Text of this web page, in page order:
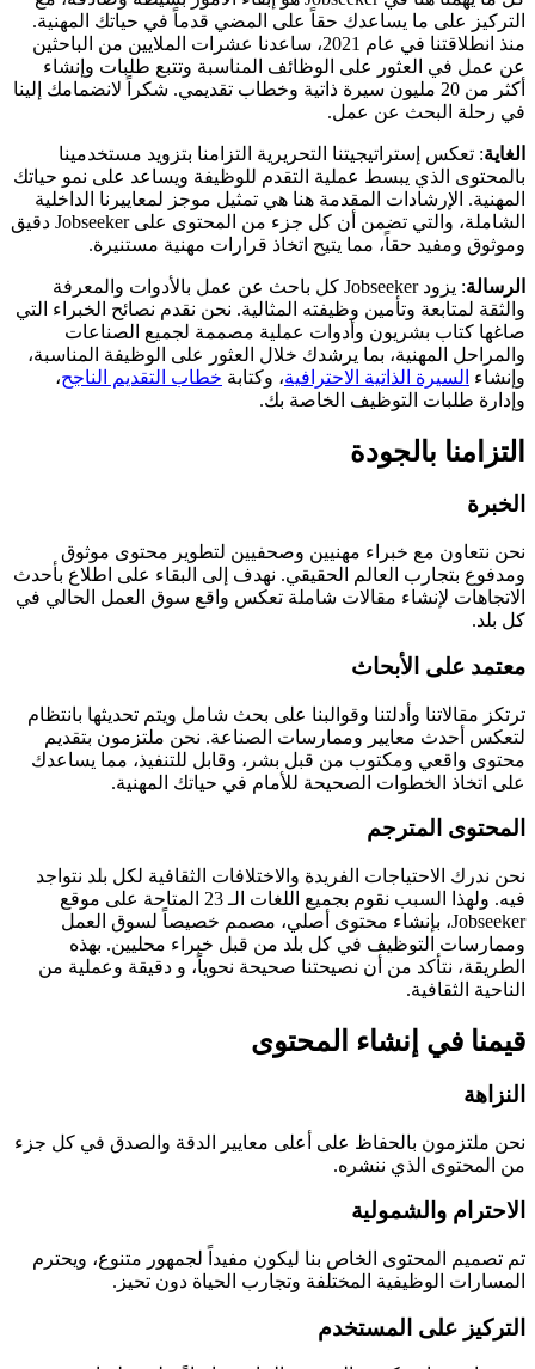
التركيز على ما يساعدك حقاً على المضي قدماً في حياتك المهنية.
منذ انطلاقتنا في عام 2021، ساعدنا عشرات الملايين من الباحثين
عن عمل في العثور على الوظائف المناسبة وتتبع طلبات وإنشاء
أكثر من 20 مليون سيرة ذاتية وخطاب تقديمي. شكراً لانضمامك إلينا
في رحلة البحث عن عمل.
الغاية: تعكس إستراتيجيتنا التحريرية التزامنا بتزويد مستخدمينا
بالمحتوى الذي يبسط عملية التقدم للوظيفة ويساعد على نمو حياتك
المهنية. الإرشادات المقدمة هنا هي تمثيل موجز لمعاييرنا الداخلية
الشاملة، والتي تضمن أن كل جزء من المحتوى علىJobseeker دقيق
وموثوق ومفيد حقاً، مما يتيح اتخاذ قرارات مهنية مستنيرة.
الرسالة: يزودJobseeker كل باحث عن عمل بالأدوات والمعرفة
والثقة لمتابعة وتأمين وظيفته المثالية. نحن نقدم نصائح الخبراء التي
صاغها كتاب بشريون وأدوات عملية مصممة لجميع الصناعات
والمراحل المهنية، بما يرشدك خلال العثور على الوظيفة المناسبة،
وإنشاء السيرة الذاتية الاحترافية، وكتابة خطاب التقديم الناجح،
وإدارة طلبات التوظيف الخاصة بك.
التزامنا بالجودة
الخبرة
نحن نتعاون مع خبراء مهنيين وصحفيين لتطوير محتوى موثوق
ومدفوع بتجارب العالم الحقيقي. نهدف إلى البقاء على اطلاع بأحدث
الاتجاهات لإنشاء مقالات شاملة تعكس واقع سوق العمل الحالي في
كل بلد.
معتمد على الأبحاث
ترتكز مقالاتنا وأدلتنا وقوالبنا على بحث شامل ويتم تحديثها بانتظام
لتعكس أحدث معايير وممارسات الصناعة. نحن ملتزمون بتقديم
محتوى واقعي ومكتوب من قبل بشر، وقابل للتنفيذ، مما يساعدك
على اتخاذ الخطوات الصحيحة للأمام في حياتك المهنية.
المحتوى المترجم
نحن ندرك الاحتياجات الفريدة والاختلافات الثقافية لكل بلد نتواجد
فيه. ولهذا السبب نقوم بجميع اللغات الـ 23 المتاحة على موقع
Jobseeker، بإنشاء محتوى أصلي، مصمم خصيصاً لسوق العمل
وممارسات التوظيف في كل بلد من قبل خبراء محليين. بهذه
الطريقة، نتأكد من أن نصيحتنا صحيحة نحوياً، و دقيقة وعملية من
الناحية الثقافية.
قيمنا في إنشاء المحتوى
النزاهة
نحن ملتزمون بالحفاظ على أعلى معايير الدقة والصدق في كل جزء
من المحتوى الذي ننشره.
الاحترام والشمولية
تم تصميم المحتوى الخاص بنا ليكون مفيداً لجمهور متنوع، ويحترم
المسارات الوظيفية المختلفة وتجارب الحياة دون تحيز.
التركيز على المستخدم